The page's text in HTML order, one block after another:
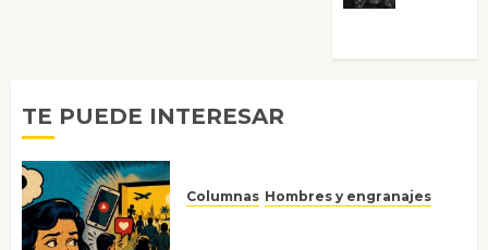
TE PUEDE INTERESAR
Columnas Hombres y engranajes